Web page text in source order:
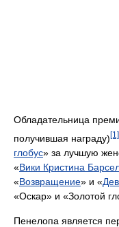
Обладательница
получившая награду)[1]
глобус» за лучшую
«Вики Кристина
«Возвращение» и «
«Оскар» и «Золотой
Пенелопа является